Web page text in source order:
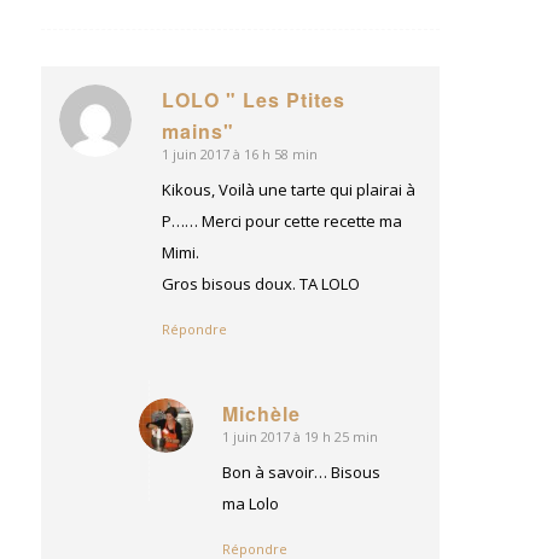
LOLO " Les Ptites
mains"
dit
:
1 juin 2017 à 16 h 58 min
Kikous, Voilà une tarte qui plairai à
P…… Merci pour cette recette ma
Mimi.
Gros bisous doux. TA LOLO
Répondre
Michèle
dit
1 juin 2017 à 19 h 25 min
Bon à savoir… Bisous
ma Lolo
Répondre